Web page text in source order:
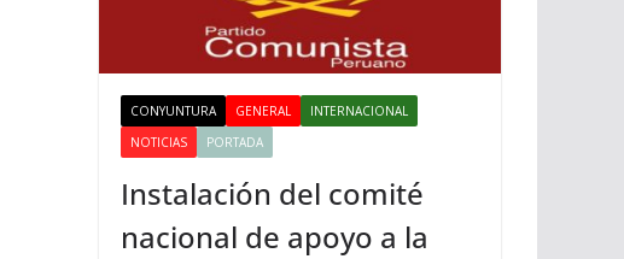
CONYUNTURA GENERAL
INTERNACIONAL
NOTICIAS
PORTADA
Instalación del comité
nacional de apoyo a la